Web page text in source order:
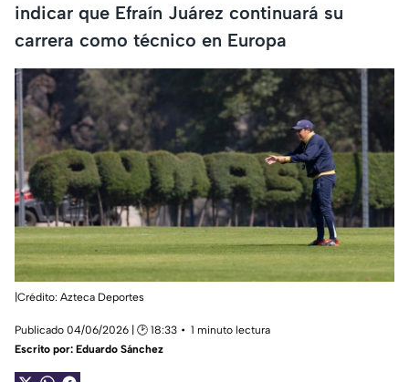
indicar que Efraín Juárez continuará su
carrera como técnico en Europa
|Crédito: Azteca Deportes
Publicado 04/06/2026 | 🕑 18:33
1 minuto lectura
Escrito por: Eduardo Sánchez